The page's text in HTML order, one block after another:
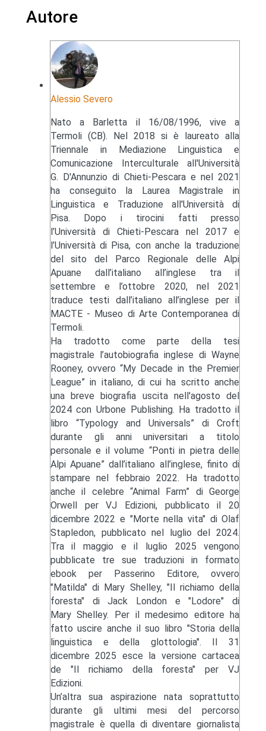
Autore
Alessio Severo
Nato a Barletta il 16/08/1996, vive a
Termoli (CB). Nel 2018 si è laureato alla
Triennale in Mediazione Linguistica e
Comunicazione Interculturale all'Università
G. D'Annunzio di Chieti-Pescara e nel 2021
ha conseguito la Laurea Magistrale in
Linguistica e Traduzione all'Università di
Pisa. Dopo i tirocini fatti presso
l’Università di Chieti-Pescara nel 2017 e
l’Università di Pisa, con anche la traduzione
del sito del Parco Regionale delle Alpi
Apuane dall’italiano all’inglese tra il
settembre e l’ottobre 2020, nel 2021
traduce testi dall’italiano all’inglese per il
MACTE - Museo di Arte Contemporanea di
Termoli.
Ha tradotto come parte della tesi
magistrale l’autobiografia inglese di Wayne
Rooney, ovvero “My Decade in the Premier
League” in italiano, di cui ha scritto anche
una breve biografia uscita nell'agosto del
2024 con Urbone Publishing. Ha tradotto il
libro “Typology and Universals” di Croft
durante gli anni universitari a titolo
personale e il volume “Ponti in pietra delle
Alpi Apuane” dall’italiano all’inglese, finito di
stampare nel febbraio 2022. Ha tradotto
anche il celebre “Animal Farm” di George
Orwell per VJ Edizioni, pubblicato il 20
dicembre 2022 e "Morte nella vita" di Olaf
Stapledon, pubblicato nel luglio del 2024.
Tra il maggio e il luglio 2025 vengono
pubblicate tre sue traduzioni in formato
ebook per Passerino Editore, ovvero
"Matilda" di Mary Shelley, "Il richiamo della
foresta" di Jack London e "Lodore" di
Mary Shelley. Per il medesimo editore ha
fatto uscire anche il suo libro "Storia della
linguistica e della glottologia". Il 31
dicembre 2025 esce la versione cartacea
de "Il richiamo della foresta" per VJ
Edizioni.
Un’altra sua aspirazione nata soprattutto
durante gli ultimi mesi del percorso
magistrale è quella di diventare giornalista